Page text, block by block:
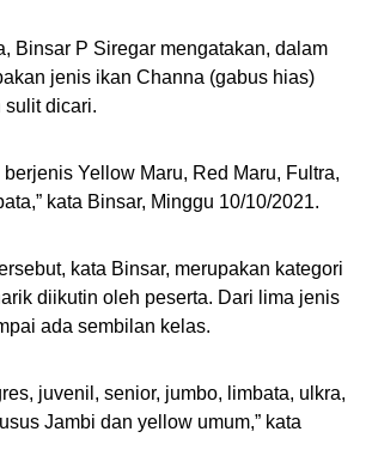
Binsar P Siregar mengatakan, dalam
jenis ikan Channa (gabus hias)
sulit dicari.
berjenis Yellow Maru, Red Maru, Fultra,
kata Binsar, Minggu 10/10/2021.
kata Binsar, merupakan kategori
diikutin oleh peserta. Dari lima jenis
ada sembilan kelas.
juvenil, senior, jumbo, limbata, ulkra,
Jambi dan yellow umum,” kata